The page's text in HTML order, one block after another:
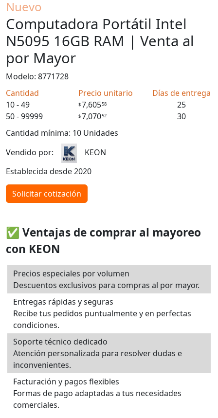
Nuevo
Computadora Portátil Intel
N5095 16GB RAM | Venta al
por Mayor
Modelo: 8771728
Cantidad
Precio unitario
Días de entrega
10 - 49
$7,60558
25
50 - 99999
$7,07052
30
Cantidad mínima: 10 Unidades
Vendido por:
KEON
Establecida desde 2020
Solicitar cotización
✅ Ventajas de comprar al mayoreo
con KEON
Precios especiales por volumen
Descuentos exclusivos para compras al por mayor.
Entregas rápidas y seguras
Recibe tus pedidos puntualmente y en perfectas
condiciones.
Soporte técnico dedicado
Atención personalizada para resolver dudas e
inconvenientes.
Facturación y pagos flexibles
Formas de pago adaptadas a tus necesidades
comerciales.